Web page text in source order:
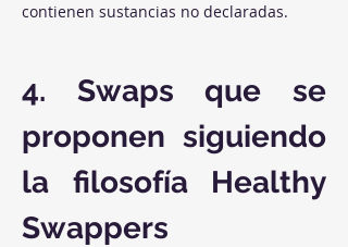
contienen sustancias no declaradas.
4. Swaps que se
proponen siguiendo
la filosofía Healthy
Swappers